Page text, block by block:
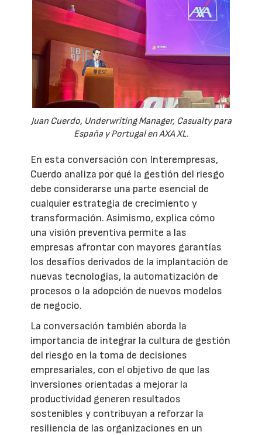
Juan Cuerdo, Underwriting Manager, Casualty para
España y Portugal en AXA XL.
En esta conversación con Interempresas,
Cuerdo analiza por qué la gestión del riesgo
debe considerarse una parte esencial de
cualquier estrategia de crecimiento y
transformación. Asimismo, explica cómo
una visión preventiva permite a las
empresas afrontar con mayores garantías
los desafíos derivados de la implantación de
nuevas tecnologías, la automatización de
procesos o la adopción de nuevos modelos
de negocio.
La conversación también aborda la
importancia de integrar la cultura de gestión
del riesgo en la toma de decisiones
empresariales, con el objetivo de que las
inversiones orientadas a mejorar la
productividad generen resultados
sostenibles y contribuyan a reforzar la
resiliencia de las organizaciones en un